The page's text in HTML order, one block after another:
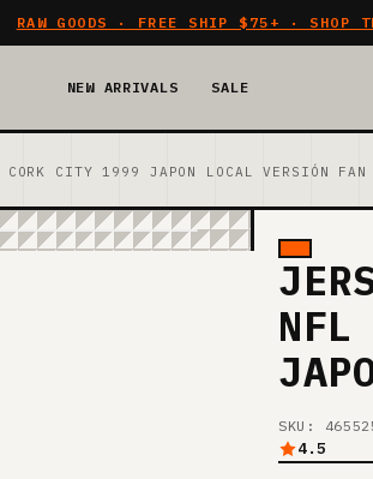
RAW GOODS · FREE SHIP $75+ · SHOP
NEW ARRIVALS SALE
CORK CITY 1999 JAPON LOCAL VERSIÓN FAN
NFL
SKU:
4.5